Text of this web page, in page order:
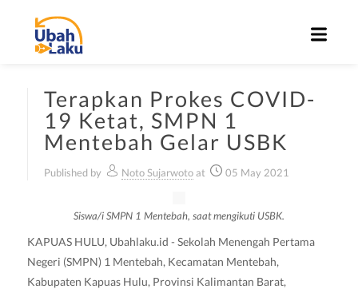
Terapkan Prokes COVID-
19 Ketat, SMPN 1
Mentebah Gelar USBK
Published by Noto Sujarwoto at 05 May 2021
Siswa/i SMPN 1 Mentebah, saat mengikuti USBK.
KAPUAS HULU, Ubahlaku.id - Sekolah Menengah Pertama
Negeri (SMPN) 1 Mentebah, Kecamatan Mentebah,
Kabupaten Kapuas Hulu, Provinsi Kalimantan Barat,